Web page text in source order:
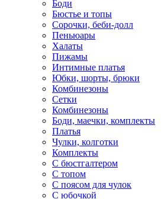
Боди
Бюстье и топы
Сорочки, беби-долл
Пеньюары
Халаты
Пижамы
Интимные платья
Юбки, шорты, брюки
Комбинезоны
Сетки
Комбинезоны
Боди, маечки, комплекты
Платья
Чулки, колготки
Комплекты
С бюстгалтером
С топом
С поясом для чулок
С юбочкой